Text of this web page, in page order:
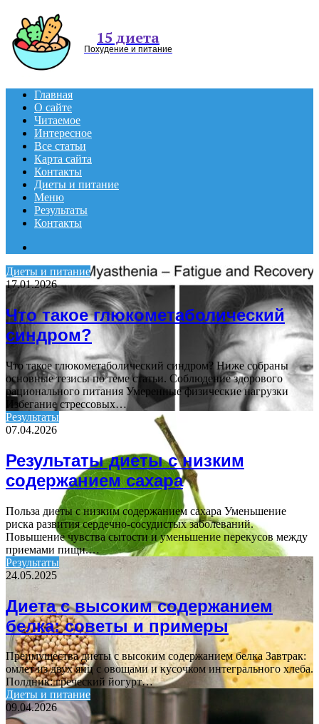
15 диета
Похудение и питание
Главная
О сайте
Читаемое
Интересное
Все статьи
Карта сайта
Контакты
Диеты и питание
Меню
Результаты
Контакты
Диеты и питание
17.01.2026
Что такое глюкометаболический
синдром?
Что такое глюкометаболический синдром? Ниже собраны
основные тезисы по теме статьи. Соблюдение здорового
рационального питания Умеренные физические нагрузки
Избегание стрессовых…
Результаты
07.04.2026
Результаты диеты с низким
содержанием сахара
Польза диеты с низким содержанием сахара Уменьшение
риска развития сердечно-сосудистых заболеваний.
Повышение чувства сытости и уменьшение перекусов между
приемами пищи.…
Результаты
24.05.2025
Диета с высоким содержанием
белка: советы и примеры
Преимущества диеты с высоким содержанием белка Завтрак:
омлет из двух яиц с овощами и кусочком интегрального хлеба.
Полдник: греческий йогурт…
Диеты и питание
09.04.2026